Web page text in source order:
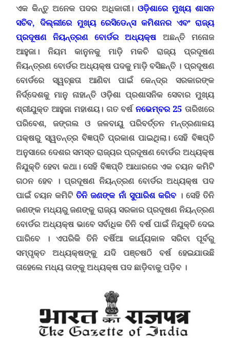
ଏକ କିନ୍ତୁ ଅନେକ ପଦର ଅଧିକାରୀ।ଓଡ଼ିଶାରେ ମୁଖ୍ୟ ଶାସନ
ସଚିବ, ଦିଲ୍ଲୀରେ ମୁଖ୍ୟ ରେସିଡେନ୍ସ କମିଶନର ଏବଂ ରାଜ୍ୟ
ପ୍ରଦୂଷଣ ନିୟନ୍ତ୍ରଣ ବୋର୍ଡର ଅଧ୍ୟକ୍ଷ ଅଛନ୍ତି ମନୋଜ
ଆହୁଜା ।ନିୟମ କାନୁନକୁ ମାଡ଼ି ମକଚି ରାଜ୍ୟ ପ୍ରଦୂଷଣ
ନିୟନ୍ତ୍ରଣ ବୋର୍ଡର ଅଧ୍ୟକ୍ଷ ପଦକୁ ମାଡ଼ି ବସିଛନ୍ତି । ପ୍ରଦୂଷଣ
ବୋର୍ଡରେ ସ୍ୱଚ୍ଛତା ଆଣିବା ପାଇଁ କେନ୍ଦ୍ର ସରକାରଙ୍କ
ନିର୍ଦ୍ଦେଶକୁ ମାନୁ ନାହାନ୍ତି ଓଡ଼ିଶା ପ୍ରଶାସନିକ ସେବାର ମୁଖ୍ୟ
ଶ୍ରୀଯୁକ୍ତ ଆହୁଜା ମହାଶୟ। ଗତ ବର୍ଷ ନଭେମ୍ବର 25 ତାରିଖରେ
ପରିବେଶ, ଜଙ୍ଗଲ ଓ ଜଳବାୟୁ ପରିବର୍ତ୍ତନ ମନ୍ତ୍ରଣାଳୟ
ପକ୍ଷରୁ ସ୍ୱତନ୍ତ୍ର ବିଜ୍ଞପ୍ତି ପ୍ରକାଶ ପାଇଥିଲା।ସେହି ବିଜ୍ଞପ୍ତି
ଅନୁସାରେ ଦେଶର ସମସ୍ତ ରାଜ୍ୟର ପ୍ରଦୂଷଣ ବୋର୍ଡର ଅଧ୍ୟକ୍ଷ
ନିଯୁକ୍ତି ହେବା କଥା। ସେହି ବିଜ୍ଞପ୍ତି ଆଧାରରେ ଏକ ଚୟନ କମିଟି
ଗଠନ ହେବ।ପ୍ରଦୂଷଣ ନିୟନ୍ତ୍ରଣ ବୋର୍ଡର ଅଧ୍ୟକ୍ଷ ପଦ
ପାଇଁ ଚୟନ କମିଟିତିନି ଜଣଙ୍କ ନାଁ ସୁପାରିଶ କରିବ। ସେହି ତିନି
ଜଣଙ୍କ ମଧ୍ୟରୁ ଜଣଙ୍କୁ ରାଜ୍ୟ ସରକାର ପ୍ରଦୂଷଣ ନିୟନ୍ତ୍ରଣ
ବୋର୍ଡର ଅଧ୍ୟକ୍ଷ ଭାବେ ସର୍ବାଧିକ ତିନି ବର୍ଷ ପାଇଁ ନିଯୁକ୍ତି ଦେଇ
ପାରିବେ । ଏପରିକି ତିନି ବର୍ଷିଆ କାର୍ଯ୍ୟକାଳ ସରିବା ପୂର୍ବରୁ
ସମ୍ପୃକ୍ତ ଅଧ୍ୟକ୍ଷଙ୍କୁ ଯଦି ପଞ୍ଚଷଠି ବର୍ଷ ହେଇଯାଉଛି
ତାହେଲେ ମଧ୍ୟ ତାଙ୍କୁ ଅଧ୍ୟକ୍ଷ ପଦ ଛାଡ଼ିବାକୁ ପଡ଼ିବ ।